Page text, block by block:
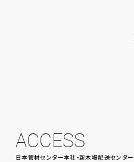
ACCESS
日本管材センター本社・新木場配送センタ